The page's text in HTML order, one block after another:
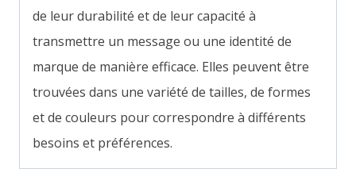
de leur durabilité et de leur capacité à
transmettre un message ou une identité de
marque de manière efficace. Elles peuvent être
trouvées dans une variété de tailles, de formes
et de couleurs pour correspondre à différents
besoins et préférences.